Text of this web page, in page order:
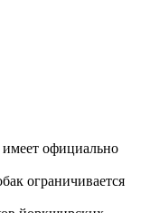
официально
ограничивается